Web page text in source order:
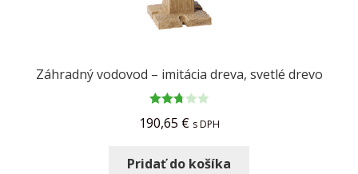
Záhradný vodovod – imitácia dreva, svetlé drevo
tenie
5
190,65 € s DPH
Pridať do košíka